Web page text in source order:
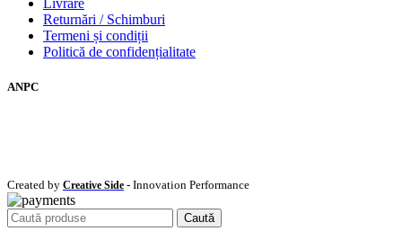
Livrare
Returnări / Schimburi
Termeni și condiții
Politică de confidențialitate
ANPC
Created by Creative Side - Innovation Performance
Caută